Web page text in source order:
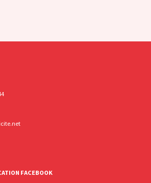
FACEBOOK